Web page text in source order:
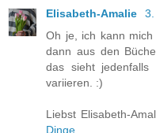
Elisabeth-Amalie
Oh je, ich kann
dann aus den
das sieht
variieren. :)
Liebst Elisabeth-
Dinge